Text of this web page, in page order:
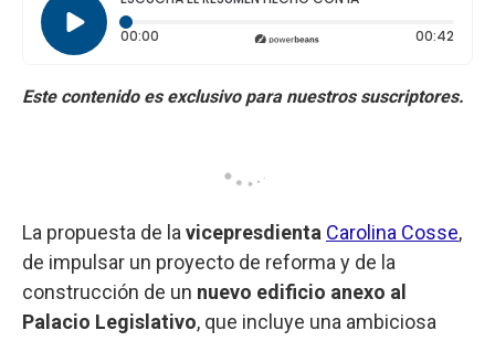
00:00 Tiempo transcurrido: 0 segundos 00:42
La propuesta de la vicepresdienta Carolina Cosse,
de impulsar un proyecto de reforma y de la
construcción de un nuevo edificio anexo al
Palacio Legislativo, que incluye una ambiciosa